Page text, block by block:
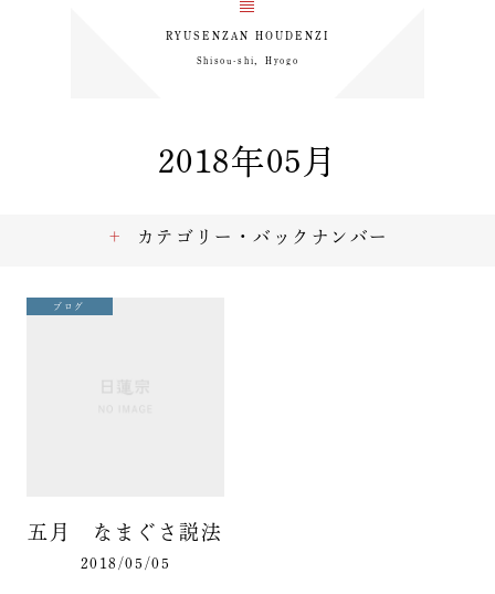
RYUSENZAN HOUDENZI
Shisou-shi，Hyogo
2018年05月
ブログ
五月 なまぐさ説法
2018/05/05
カテゴリー・バックナンバー